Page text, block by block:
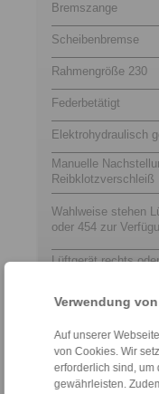
Verwendung
Auf unserer
von Cookies. Wir
erforderlich sind, um
gewährleisten.
Bremszange
Scheibenbremse
Rahmengröße 230
Federbetätigt
Elektrohydraulisch
Manuelle
Reibklotzverschleiß
Wahlweise stehen
oder 454 zur
Lüftgerät rechts
Für
Kontakt